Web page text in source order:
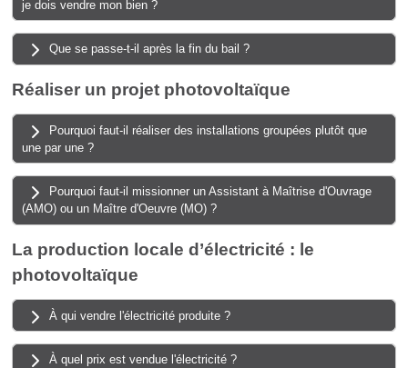
je dois vendre mon bien ?
Que se passe-t-il après la fin du bail ?
Réaliser un projet photovoltaïque
Pourquoi faut-il réaliser des installations groupées plutôt que
une par une ?
Pourquoi faut-il missionner un Assistant à Maîtrise d'Ouvrage
(AMO) ou un Maître d'Oeuvre (MO) ?
La production locale d’électricité : le
photovoltaïque
À qui vendre l'électricité produite ?
À quel prix est vendue l'électricité ?